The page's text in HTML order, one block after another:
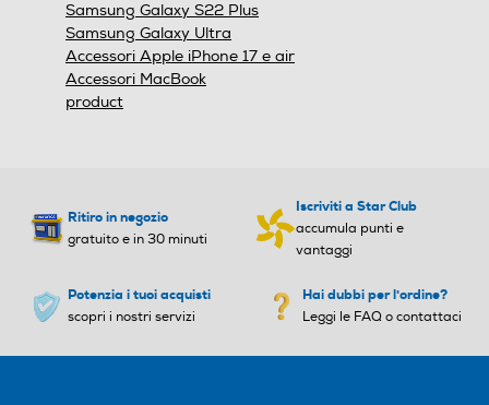
Samsung Galaxy S22 Plus
Samsung Galaxy Ultra
Accessori Apple iPhone 17 e air
Accessori MacBook
product
Ritiro in negozio
gratuito e in 30 minuti
Iscriviti a Star Club
accumula punti e
vantaggi
Potenzia i tuoi acquisti
scopri i nostri servizi
Hai dubbi per l'ordine?
Leggi le FAQ o contattaci